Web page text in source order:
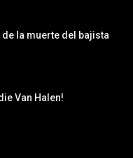
la muerte del bajista
Van Halen!